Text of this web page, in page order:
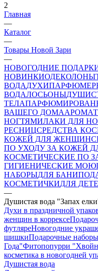
2
Главная
—
Каталог
—
Товары Новой Зари
—
НОВОГОДНИЕ
НОВИНКИОДЕКОЛОНЫ
ВОДАДУХИ
ВОДАЛОСЬОНЫ
ТЕЛА
ВАШЕГО ДОМА
НОГТЯМИЛАКИ ДЛЯ
РЕСНИЦСРЕДСТВА
КОЖЕЙ ДЛЯ ЖЕНЩИН
ПО УХОДУ ЗА КОЖЕЙ
КОСМЕТИЧЕСКИЕ ПО
ГИГИЕНИЧЕСКИЕ
НАБОРЫДЛЯ БАНИ
КОСМЕТИЧКИДЛЯ
—
Душистая вода "Запах
Духи в праздничной
женщин в коррексе
футляреНовогодние
шишкиПодарочные наборы
Года"Фитопопурри
косметика в новогодней
Душистая вода